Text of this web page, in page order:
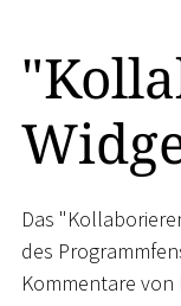
Das
des
Kommentare